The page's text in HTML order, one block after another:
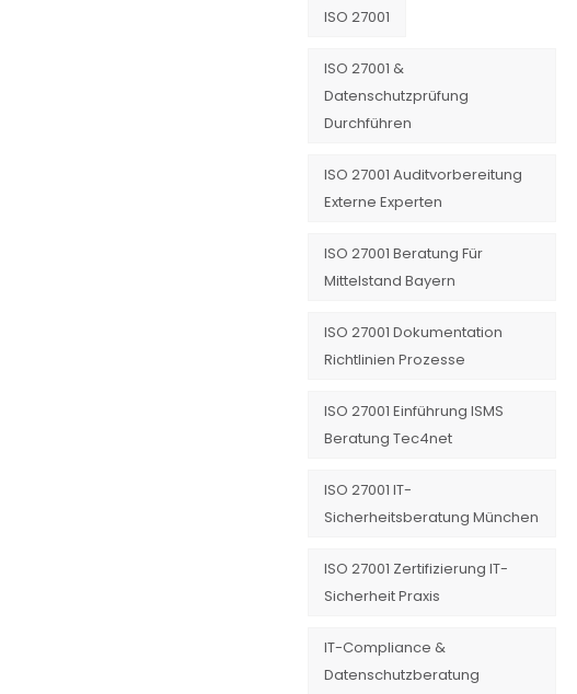
ISO 27001
ISO 27001 &
Datenschutzprüfung
Durchführen
ISO 27001 Auditvorbereitung
Externe Experten
ISO 27001 Beratung Für
Mittelstand Bayern
ISO 27001 Dokumentation
Richtlinien Prozesse
ISO 27001 Einführung ISMS
Beratung Tec4net
ISO 27001 IT-
Sicherheitsberatung München
ISO 27001 Zertifizierung IT-
Sicherheit Praxis
IT-Compliance &
Datenschutzberatung